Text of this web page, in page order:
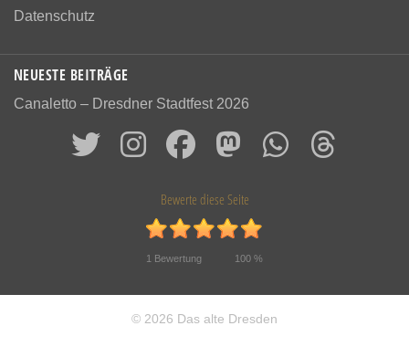
Datenschutz
NEUESTE BEITRÄGE
Canaletto – Dresdner Stadtfest 2026
Bewerte diese Seite
1 Bewertung 100 %
© 2026 Das alte Dresden